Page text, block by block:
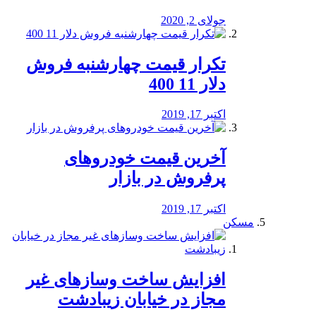
جولای 2, 2020
تکرار قیمت چهارشنبه فروش
دلار 11 400
اکتبر 17, 2019
آخرین قیمت خودرو‌های
پرفروش در بازار
اکتبر 17, 2019
مسکن
افزایش ساخت وسازهای غیر
مجاز در خیابان زیبادشت